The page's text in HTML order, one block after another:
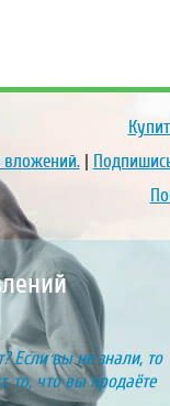
вложений.|
Если вы не знали, то
то, что вы продаёте